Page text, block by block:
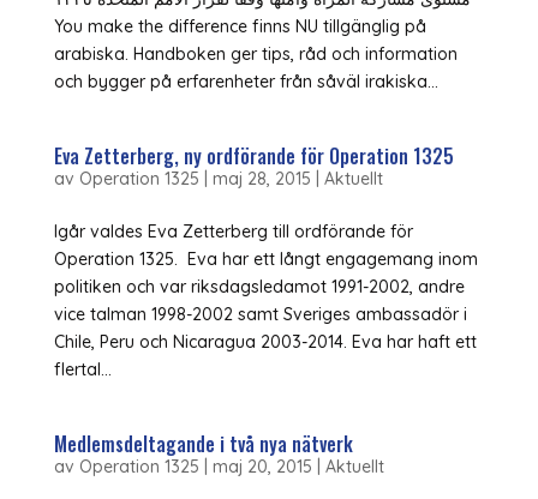
You make the difference finns NU tillgänglig på
arabiska. Handboken ger tips, råd och information
och bygger på erfarenheter från såväl irakiska...
Eva Zetterberg, ny ordförande för Operation 1325
av Operation 1325 maj 28, 2015 Aktuellt
Igår valdes Eva Zetterberg till ordförande för
Operation 1325. Eva har ett långt engagemang inom
politiken och var riksdagsledamot 1991-2002, andre
vice talman 1998-2002 samt Sveriges ambassadör i
Chile, Peru och Nicaragua 2003-2014. Eva har haft ett
flertal...
Medlemsdeltagande i två nya nätverk
av Operation 1325 maj 20, 2015 Aktuellt